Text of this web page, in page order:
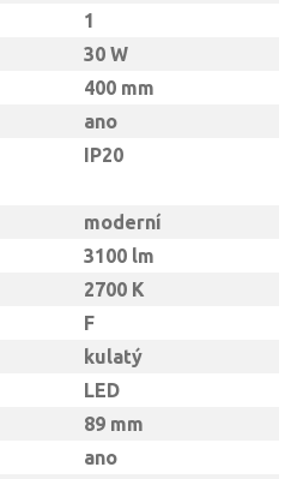
1
30 W
400 mm
ano
IP20
moderní
3100 lm
2700 K
F
kulatý
LED
89 mm
ano